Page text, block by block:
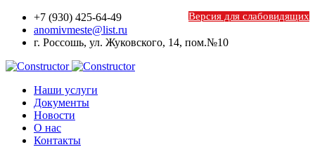
Версия для слабовидящих
+7 (930) 425-64-49
anomivmeste@list.ru
г. Россошь, ул. Жуковского, 14, пом.№10
Наши услуги
Документы
Новости
О наc
Контакты